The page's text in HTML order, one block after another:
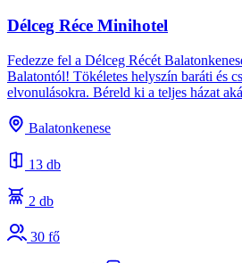
Délceg Réce Minihotel
Fedezze fel a Délceg Récét
Balatontól! Tökéletes helyszín baráti és
elvonulásokra. Béreld ki a teljes házat
Balatonkenese
13 db
2 db
30 fő